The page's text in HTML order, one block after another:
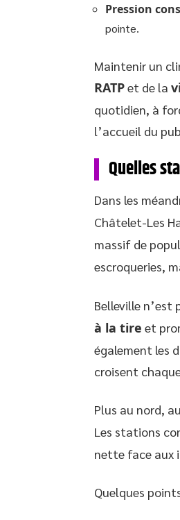
Pression
pointe.
Maintenir un
RATPet de la
quotidien, à
l’accueil du
Quelles
Dans les
Châtelet-Les
massif de
escroqueries,
Belleville n’est
à la tire et
également les
croisent
Plus au nord,
Les stations
nette face aux
Quelques